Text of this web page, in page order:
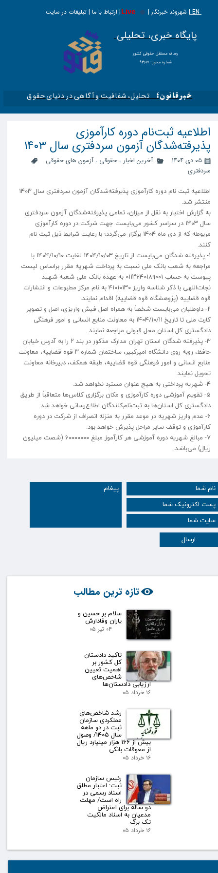
EN | شهروند خبرنگار | | ارتباط با ما | تبلیغات در سایت
Live
پایگاه خبری، تحلیلی
​​​​رسانه مستقل حقوقی کشور
شماره مجوز : ۹۳۶۱۷
خبرقانون؛ تحلیل، شفافیت و آگاهی در دنیای حقوق​​​​​​​
اطلاعیه ثبت‌نام دوره کارآموزی
پذیرفته‌شدگان آزمون سردفتری سال ۱۴۰۳
۰۵ دی ۱۴۰۴ آخرین اخبار ، حقوقی ،آزمون های حقوقی
سردفتری
اطلاعیه ثبت نام دوره کارآموزی پذیرفته‌شدگان آزمون سردفتری سال ۱۴۰۳
منتشر شد.
به گزارش اختبار به نقل از میزان، تمامی پذیرفته‌شدگان آزمون سردفتری
سال ۱۴۰۳ در سراسر کشور می‌بایست جهت شرکت در دوره کارآموزی
مربوطه که از دی ماه ۱۴۰۴ برگزار می‌گردد؛ با رعایت شرایط ذیل ثبت نام
کنند.
۱- پذیرفته شدگان می‌بایست از تاریخ ۱۴۰۴/۱۰/۰۳ لغایت ۱۴۰۴/۱۰/۱۰ با
مراجعه به شعب بانک ملی نسبت به پرداخت شهریه مقرر براساس لیست
پیوست به حساب ۰۱۱۳۶۴۰۱۸۹۰۰۱ به عهده بانک ملی شعبه شهید
نجات‌اللهی با ذکر شناسه واریز ۴۱۰۱۰۱۳۰ به نام مرکز مطبوعات و انتشارات
قوه قضاییه (پژوهشگاه قوه قضاییه) اقدام نمایند.
۲- داوطلبان می‌بایست شخصاً به همراه اصل فیش واریزی، اصل و تصویر
کارت ملی تا تاریخ ۱۴۰۴/۱۰/۱۱ به معاونت منابع انسانی و امور فرهنگی
دادگستری کل استان محل قبولی مراجعه نمایند.
۳- پذیرفته شدگان استان تهران مدارک مذکور در بند ۲ را به آدرس خیابان
حافظ، روبه روی دانشگاه امیرکبیر، ساختمان شماره ۳ قوه قضاییه، معاونت
منابع انسانی و امور فرهنگی قوه قضاییه، طبقه همکف، دبیرخانه معاونت
تحویل نمایند.
۴- شهریه پرداختی به هیچ عنوان مسترد نخواهد شد.
۵- تقویم آموزشی دوره کارآموزی و مکان برگزاری کلاس‌ها متعاقباً از طریق
دادگستری کل استان‌ها به ثبت‌نام‌کنندگان اطلاع‌رسانی خواهد شد.
۶- عدم واریز شهریه در موعد مقرر به منزله انصراف از شرکت در دوره
کارآموزی و توقف سایر مراحل پذیرش خواهد بود.
۷- مبالغ شهریه دوره آموزشی هر کارآموز مبلغ ۶۰۰۰۰۰۰۰ (شصت میلیون
ریال) می‌باشد.
ارسال
تازه ترین مطالب
سلام بر حسین و
یاران وفادارش
۰۴ تیر ۰۵
تاکید دادستان
کل کشور بر
اهمیت تعیین
شاخص‌های
ارزیابی دادستان‌ها
۱۶ خرداد ۰۵
رشد شاخص‌های
عملکردی سازمان
ثبت در دو ماهه
سال ۱۴۰۵/ وصول
بیش از ۱۶۶ هزار میلیارد ریال
از معوقات بانکی
۱۶ خرداد ۰۵
رئیس سازمان
ثبت: اعتبار مطلق
اسناد رسمی در
راه است/ مهلت
دو ساله برای اعتراض
مدعیان به اسناد مالکیت
تک برگ
۱۶ خرداد ۰۵